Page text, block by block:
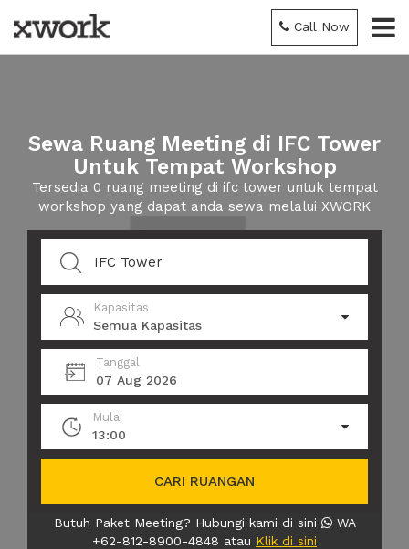
Call Now
Sewa Ruang Meeting di IFC Tower
Untuk Tempat Workshop
Tersedia 0 ruang meeting di ifc tower untuk tempat
workshop yang dapat anda sewa melalui XWORK
Kapasitas
Semua Kapasitas
Tanggal
07 Aug 2026
Mulai
13:00
CARI RUANGAN
Butuh Paket Meeting? Hubungi kami di sini
WA
+62-812-8900-4848 atau Klik di sini